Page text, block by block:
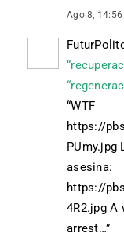
Ago 8, 14:56
“WTF
https://
PUmy.jpg
asesina:
https://
4R2.jpg A
arrest…”